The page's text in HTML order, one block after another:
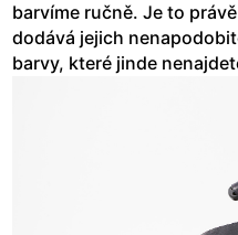
barvíme ručně. Je to
dodává jejich
barvy, které jinde